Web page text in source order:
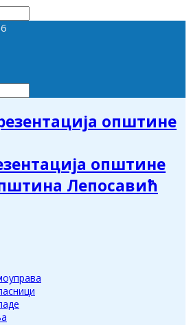
општине
Лепосавић